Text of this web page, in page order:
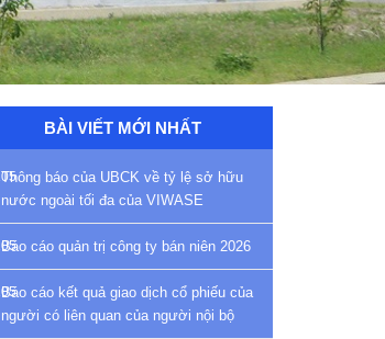
BÀI VIẾT MỚI NHẤT
Thông báo của UBCK về tỷ lệ sở hữu
nước ngoài tối đa của VIWASE
Báo cáo quản trị công ty bán niên 2026
Báo cáo kết quả giao dịch cổ phiếu của
người có liên quan của người nội bộ